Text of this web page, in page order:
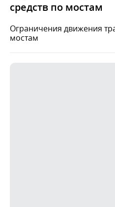
средств по мостам
Ограничения движения
мостам